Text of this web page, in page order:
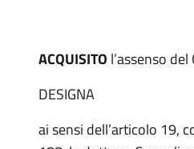
ACQUISITO l’assenso
DESIGNA
ai sensi dell’articolo 19,